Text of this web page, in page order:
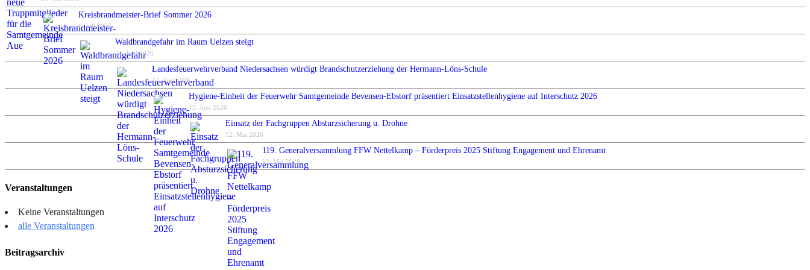
Kreisbrandmeister-Brief Sommer 2026
6. Juli 2026
Waldbrandgefahr im Raum Uelzen steigt
24. Juni 2026
Landesfeuerwehrverband Niedersachsen würdigt Brandschutzerziehung der Hermann-Löns-Schule
17. Juni 2026
Hygiene-Einheit der Feuerwehr Samtgemeinde Bevensen-Ebstorf präsentiert Einsatzstellenhygiene auf Interschutz 2026
13. Juni 2026
Einsatz der Fachgruppen Absturzsicherung u. Drohne
12. Mai 2026
119. Generalversammlung FFW Nettelkamp – Förderpreis 2025 Stiftung Engagement und Ehrenamt
12. Mai 2026
Veranstaltungen
Keine Veranstaltungen
alle Veranstaltungen
Beitragsarchiv